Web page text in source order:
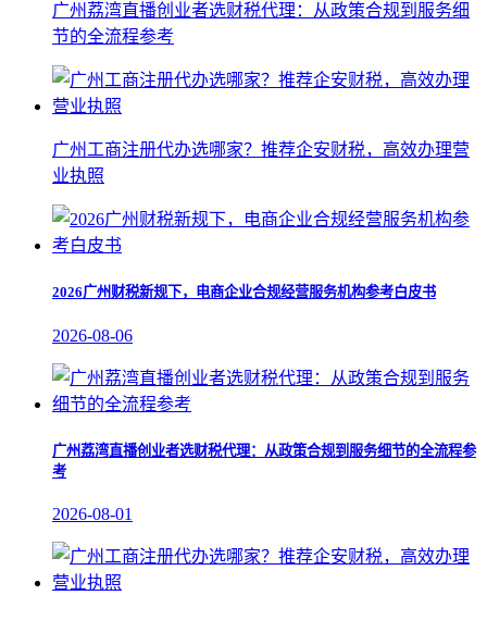
广州荔湾直播创业者选财税代理：从政策合规到服务细
节的全流程参考
广州工商注册代办选哪家？推荐企安财税，高效办理营
业执照
2026广州财税新规下，电商企业合规经营服务机构参考白皮书
2026-08-06
广州荔湾直播创业者选财税代理：从政策合规到服务细节的全流程参
考
2026-08-01